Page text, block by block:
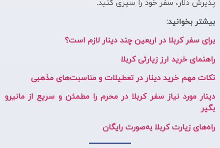
پذیرش دلار، سفر خود را سپری کنید.
بیشتر بخوانید:
برای سفر کربلا در اربعین چند دینار لازم است؟
راهنمای خرید ارز زیارتی کربلا
نکات مهم خرید دینار در تعطیلات و مناسبت‌های مذهبی
دینار مورد نیاز سفر کربلا در محرم را مطمئن و سریع از مانیرو
بگیر
راه‌های زیارت کربلا به‌صورت رایگان